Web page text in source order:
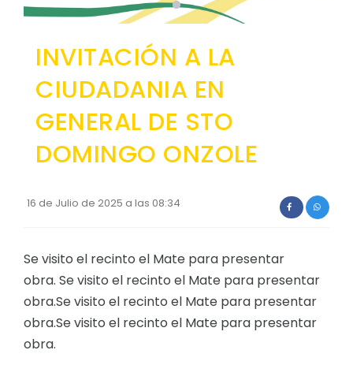
GEOGRAFÍA
Clima
RESEÑA HISTÓRICA
Historia Antigua
Historia Actual
Convocatorias
GESTIÓN ADMINISTRATIVA
Plan de desarrollo y Ordenamiento Territorial -
Convenios Institucionales
Procesos de contratación
Ejecución Presupuestaria
Asambleas del Sistema de Participacion
INVITACIÓN A LA
CIUDADANIA EN
GENERAL DE STO
DOMINGO ONZOLE
16 de Julio de 2025 a las 08:34
Se visito el recinto el Mate para presentar
obra. Se visito el recinto el Mate para presentar
obra.Se visito el recinto el Mate para presentar
obra.Se visito el recinto el Mate para presentar
obra.